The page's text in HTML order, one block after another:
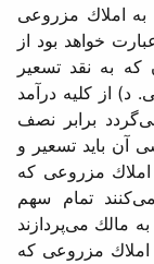
املاك مزروعی
خواهد بود از
به نقد تسعیر
د) از كلیه درآمد
برابر نصف
باید تسعیر و
املاك مزروعی كه
تمام سهم
مالك می‌پردازند
مزروعی كه